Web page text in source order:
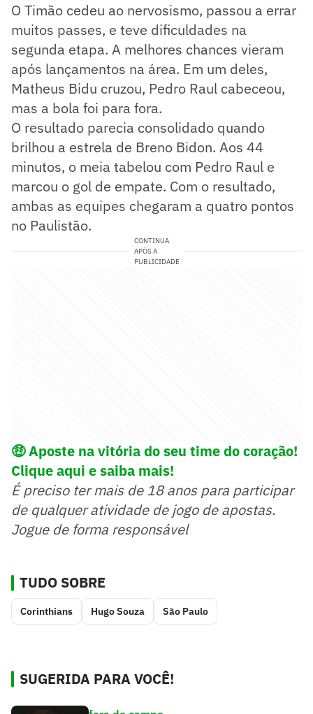
O Timão cedeu ao nervosismo, passou a errar
muitos passes, e teve dificuldades na
segunda etapa. A melhores chances vieram
após lançamentos na área. Em um deles,
Matheus Bidu cruzou, Pedro Raul cabeceou,
mas a bola foi para fora.
O resultado parecia consolidado quando
brilhou a estrela de Breno Bidon. Aos 44
minutos, o meia tabelou com Pedro Raul e
marcou o gol de empate. Com o resultado,
ambas as equipes chegaram a quatro pontos
no Paulistão.
CONTINUA
APÓS A
PUBLICIDADE
🤑 Aposte na vitória do seu time do coração!
Clique aqui e saiba mais!
É preciso ter mais de 18 anos para participar
de qualquer atividade de jogo de apostas.
Jogue de forma responsável
TUDO SOBRE
Corinthians Hugo Souza São Paulo
SUGERIDA PARA VOCÊ!